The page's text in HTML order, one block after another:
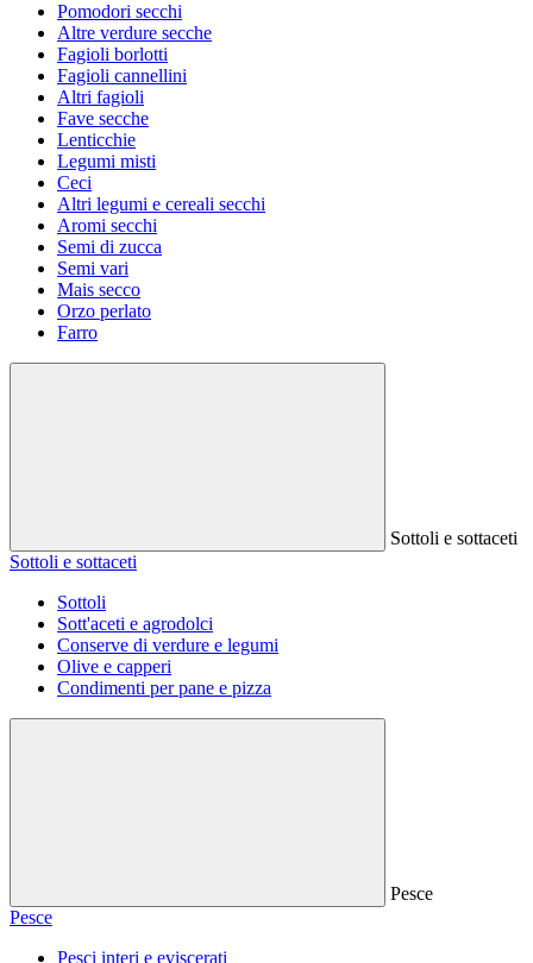
Pomodori secchi
Altre verdure secche
Fagioli borlotti
Fagioli cannellini
Altri fagioli
Fave secche
Lenticchie
Legumi misti
Ceci
Altri legumi e cereali secchi
Aromi secchi
Semi di zucca
Semi vari
Mais secco
Orzo perlato
Farro
Sottoli e sottaceti
Sottoli e sottaceti
Sottoli
Sott'aceti e agrodolci
Conserve di verdure e legumi
Olive e capperi
Condimenti per pane e pizza
Pesce
Pesce
Pesci interi e eviscerati